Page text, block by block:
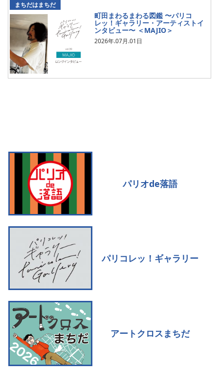
まちだはまちだ
町田まわるまわる図鑑 〜パリコ
レッ！ギャラリー・アーティストイ
ンタビュー〜 ＜MAJIO＞
2026年.07月.01日
パリオde落語
パリコレッ！ギャラリー
アートクロスまちだ